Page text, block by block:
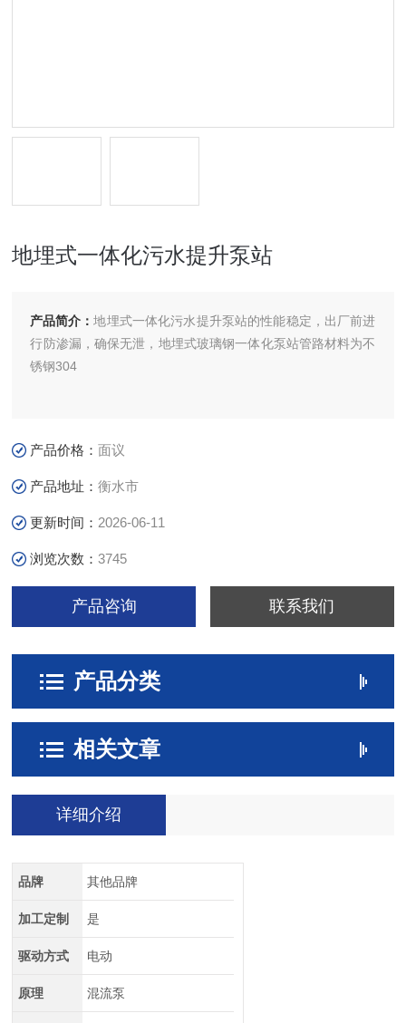
地埋式一体化污水提升泵站
产品简介：地埋式一体化污水提升泵站的性能稳定，出厂前进
行防渗漏，确保无泄，地埋式玻璃钢一体化泵站管路材料为不
锈钢304
产品价格：面议
产品地址：衡水市
更新时间： 2026-06-11
浏览次数：3745
产品咨询 联系我们
产品分类
相关文章
详细介绍
品牌 其他品牌
加工定制 是
驱动方式 电动
原理 混流泵